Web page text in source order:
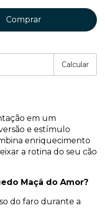
Calcular
em um
e estímulo
enriquecimento
a rotina do seu cão
Maçã do Amor?
do faro durante a